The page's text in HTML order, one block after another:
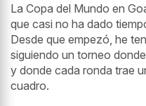
La Copa del Mundo en
que casi no ha dado
Desde que empezó, he
siguiendo un torneo
y donde cada ronda trae
cuadro.